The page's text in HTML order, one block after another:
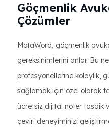
Göçmenlik
Çözümler
MotaWord, göçmenlik
gereksinimlerini anlar. Bu
profesyonellerine kolaylık,
sağlamak için özel olarak
ücretsiz dijital noter tasdik
çeviri deneyiminizi